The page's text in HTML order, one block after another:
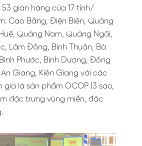
gian hàng của 17 tỉnh/
Cao Bằng, Điện Biên, Quảng
Huế, Quảng Nam, Quảng Ngãi,
Lâm Đồng, Bình Thuận, Bà
Phước, Bình Dương, Đồng
Giang, Kiên Giang với các
gia là sản phẩm OCOP (3 sao,
đặc trưng vùng miền, đặc